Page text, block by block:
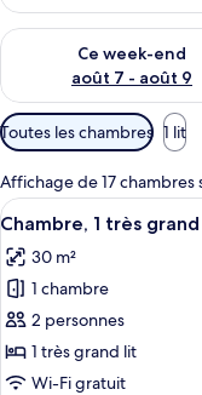
Ce week-end
août 7 - août 9
Vérifier la disponibilité
Filtres
disponibles
pour
les
chambres
Toutes les chambres 1 lit
Affichage de 17 chambres
Afficher
toutes
les
photos
pour
ce
type
4
Chambre, 1 très
30 m²
1 chambre
2 personnes
1 très grand lit
Wi-Fi gratuit